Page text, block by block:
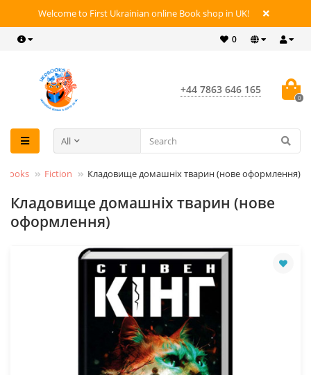
Welcome to First Ukrainian online Book shop in UK!
0
+44 7863 646 165
0
All
Books Fiction Кладовище домашніх тварин (нове оформлення)
Кладовище домашніх тварин (нове
оформлення)